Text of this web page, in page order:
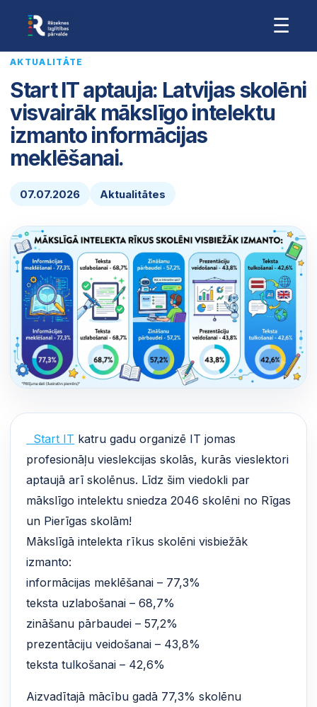
☰
AKTUALITĀTE
Start IT aptauja: Latvijas skolēni
visvairāk mākslīgo intelektu
izmanto informācijas
meklēšanai.
07.07.2026 Aktualitātes
Start IT katru gadu organizē IT jomas
profesionāļu vieslekcijas skolās, kurās vieslektori
aptaujā arī skolēnus. Līdz šim viedokli par
mākslīgo intelektu sniedza 2046 skolēni no Rīgas
un Pierīgas skolām!
Mākslīgā intelekta rīkus skolēni visbiežāk
izmanto:
informācijas meklēšanai – 77,3%
teksta uzlabošanai – 68,7%
zināšanu pārbaudei – 57,2%
prezentāciju veidošanai – 43,8%
teksta tulkošanai – 42,6%
Aizvadītajā mācību gadā 77,3% skolēnu